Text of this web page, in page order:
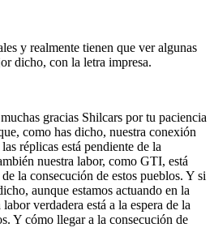
y realmente tienen que ver algunas
dicho, con la letra impresa.
gracias Shilcars por tu paciencia
como has dicho, nuestra conexión
réplicas está pendiente de la
nuestra labor, como GTI, está
la consecución de estos pueblos. Y si
aunque estamos actuando en la
verdadera está a la espera de la
Y cómo llegar a la consecución de